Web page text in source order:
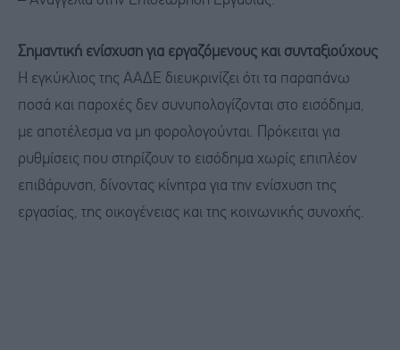
Σημαντική ενίσχυση για εργαζόμενους και συνταξιούχους
Η εγκύκλιος της ΑΑΔΕ διευκρινίζει ότι τα παραπάνω
ποσά και παροχές δεν συνυπολογίζονται στο εισόδημα,
με αποτέλεσμα να μη φορολογούνται. Πρόκειται για
ρυθμίσεις που στηρίζουν το εισόδημα χωρίς επιπλέον
επιβάρυνση, δίνοντας κίνητρα για την ενίσχυση της
εργασίας, της οικογένειας και της κοινωνικής συνοχής.